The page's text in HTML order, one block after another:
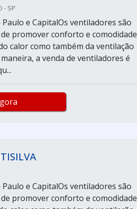
- SP
e CapitalOs ventiladores são
promover conforto e comodidade
calor como também da ventilação
a venda de ventiladores é
e CapitalOs ventiladores são
promover conforto e comodidade